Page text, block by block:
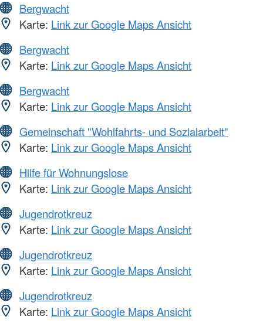
Bergwacht
Karte: Link zur Google Maps Ansicht
Bergwacht
Karte: Link zur Google Maps Ansicht
Bergwacht
Karte: Link zur Google Maps Ansicht
Gemeinschaft "Wohlfahrts- und Sozialarbeit"
Karte: Link zur Google Maps Ansicht
Hilfe für Wohnungslose
Karte: Link zur Google Maps Ansicht
Jugendrotkreuz
Karte: Link zur Google Maps Ansicht
Jugendrotkreuz
Karte: Link zur Google Maps Ansicht
Jugendrotkreuz
Karte: Link zur Google Maps Ansicht